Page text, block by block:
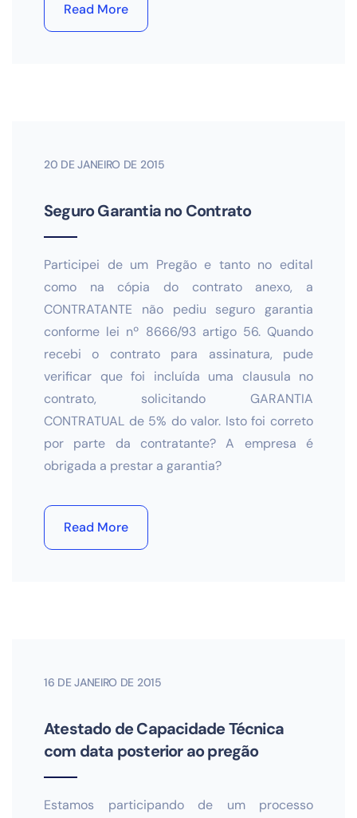
Read More
20 DE JANEIRO DE 2015
Seguro Garantia no Contrato
Participei de um Pregão e tanto no edital
como na cópia do contrato anexo, a
CONTRATANTE não pediu seguro garantia
conforme lei nº 8666/93 artigo 56. Quando
recebi o contrato para assinatura, pude
verificar que foi incluída uma clausula no
contrato, solicitando GARANTIA
CONTRATUAL de 5% do valor. Isto foi correto
por parte da contratante? A empresa é
obrigada a prestar a garantia?
Read More
16 DE JANEIRO DE 2015
Atestado de Capacidade Técnica
com data posterior ao pregão
Estamos participando de um processo